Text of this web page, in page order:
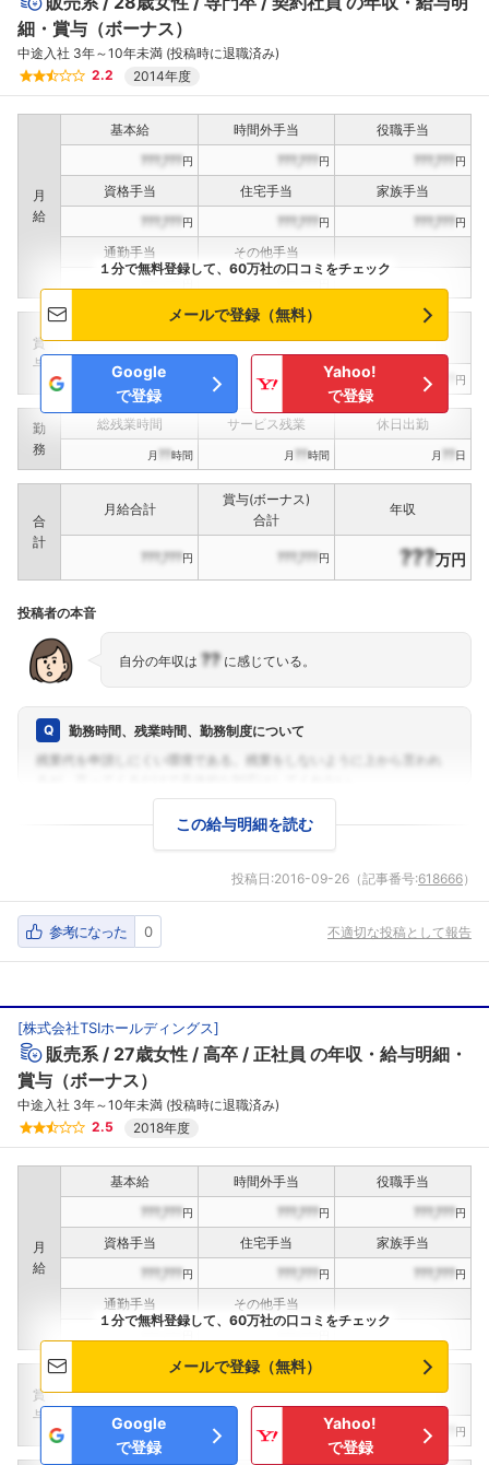
細・賞与（ボーナス）
中途入社 3年～10年未満 (投稿時に退職済み)
2.2
2014年度
月
給
基本給 時間外手当
役職手当
???,???円 ???,???円 ???,???円
資格手当 住宅手当
家族手当
???,???円 ???,???円 ???,???円
通勤手当
その他手当
賞
与
インセンティブ賞与
決算賞与
???,??? ???,??? 円 ???,??? 円
勤
務
総残業時間 サービス残業 休日出勤
月 ??時間 月 ??時間 月 ??日
合
計
月給合計
賞与(ボーナス)
合計
年収
???,???円 ???,???円 ???万円
１分で無料登録して、60万社の口コミをチェック
メールで登録（無料）
Google
で登録
Yahoo!
で登録
投稿者の本音
自分の年収は ??に感じている。
勤務時間、残業時間、勤務制度について
この給与明細を読む
投稿日:2016-09-26 （記事番号:618666）
参考になった 0 不適切な投稿として報告
[株式会社TSIホールディングス]
販売系 27歳女性 高卒 正社員 の年収・給与明細・
賞与（ボーナス）
中途入社 3年～10年未満 (投稿時に退職済み)
2.5
2018年度
月
給
基本給 時間外手当
役職手当
???,???円 ???,???円 ???,???円
資格手当 住宅手当
家族手当
???,???円 ???,???円 ???,???円
通勤手当
その他手当
賞
与
インセンティブ賞与
決算賞与
???,??? ???,??? 円 ???,??? 円
１分で無料登録して、60万社の口コミをチェック
メールで登録（無料）
Google
で登録
Yahoo!
で登録